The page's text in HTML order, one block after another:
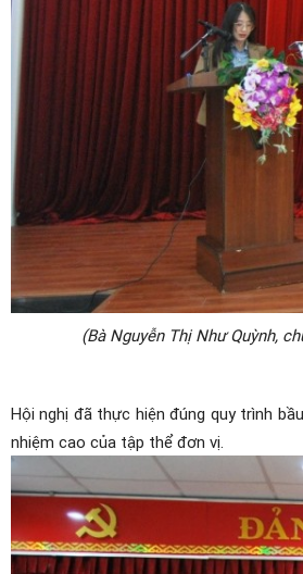
(Bà Nguyễn Thị Như Quỳnh,
Hội nghị đã thực hiện đúng quy trình
nhiệm cao của tập thể đơn vị.